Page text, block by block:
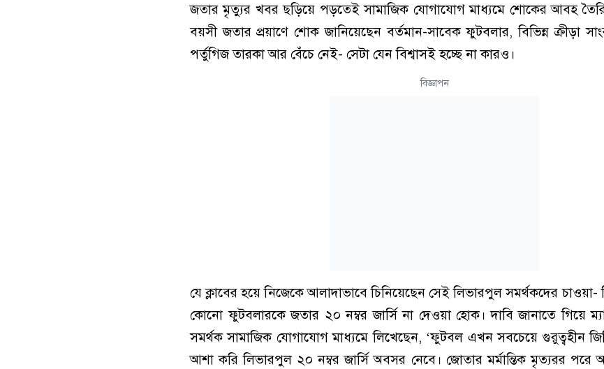
জতার মৃত্যুর খবর ছড়িয়ে পড়তেই সামাজিক যোগাযোগ মাধ্যমে শোকের আবহ
বয়সী জতার প্রয়াণে শোক জানিয়েছেন বর্তমান-সাবেক ফুটবলার, বিভিন্ন ক্রীড়া
পর্তুগিজ তারকা আর বেঁচে নেই- সেটা যেন বিশ্বাসই হচ্ছে না কারও।
বিজ্ঞাপন
যে ক্লাবের হয়ে নিজেকে আলাদাভাবে চিনিয়েছেন সেই লিভারপুল সমর্থকদের চাওয়া-
কোনো ফুটবলারকে জতার ২০ নম্বর জার্সি না দেওয়া হোক। দাবি জানাতে গিয়ে
সমর্থক সামাজিক যোগাযোগ মাধ্যমে লিখেছেন, ‘ফুটবল এখন সবচেয়ে গুরুত্বহীন
আশা করি লিভারপুল ২০ নম্বর জার্সি অবসর নেবে। জোতার মর্মান্তিক মৃত্যরর